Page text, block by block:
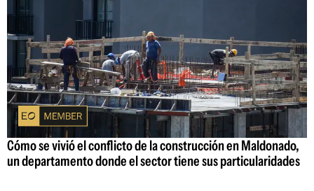
Cómo se vivió el conflicto de la construcción en Maldonado,
un departamento donde el sector tiene sus particularidades